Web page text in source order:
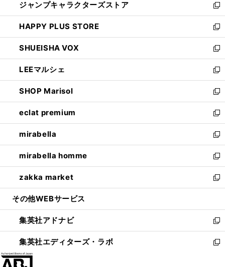
く
ィ
ン
ド
ウ
で
開
く
い
ウ
ィ
ン
ド
ウ
で
開
く
ジャンプキャラクターズストア
新
し
い
ウ
ィ
ン
ド
ウ
で
開
く
HAPPY PLUS STORE
新
し
い
ウ
ィ
ン
ド
ウ
で
開
く
SHUEISHA VOX
新
し
い
ウ
ィ
ン
ド
ウ
で
開
く
LEEマルシェ
新
し
い
ウ
ィ
ン
ド
ウ
で
開
く
SHOP Marisol
新
し
い
ウ
ィ
ン
ド
ウ
で
開
eclat premium
新
し
い
ウ
ィ
ン
ド
ウ
開
く
mirabella
新
し
い
ウ
ィ
ン
ウ
で
開
く
mirabella homme
新
し
い
ウ
ン
ド
ウ
で
zakka market
新
し
ウ
ィ
ン
ド
その他WEBサービス
集英社アドナビ
新
し
い
集英社エディターズ・ラボ
新